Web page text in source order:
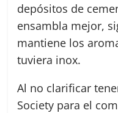
depósitos de
ensambla mejor,
mantiene los
tuviera inox.
Al no clarificar
Society para el